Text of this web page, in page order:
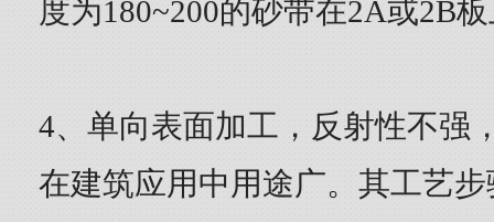
度为180~200的砂带在2A或2B
4、单向表面加工，反射性不强
在建筑应用中用途广。其工艺